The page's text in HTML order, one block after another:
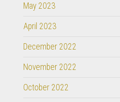
May 2023
April 2023
December 2022
November 2022
October 2022